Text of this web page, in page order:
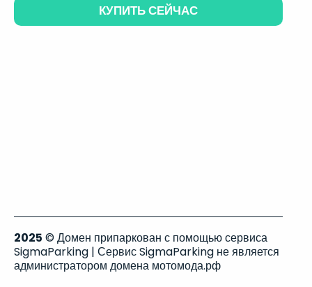
КУПИТЬ СЕЙЧАС
2025 © Домен припаркован с помощью сервиса
SigmaParking | Сервис SigmaParking не является
администратором домена мотомода.рф